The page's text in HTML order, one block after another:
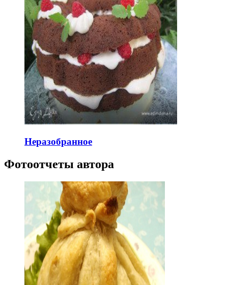
Неразобранное
Фотоотчеты автора